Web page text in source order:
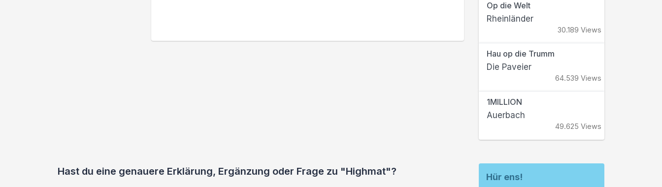
Op die Welt
Rheinländer
30.189 Views
Hau op die Trumm
Die Paveier
64.539 Views
1MILLION
Auerbach
49.625 Views
Hast du eine genauere Erklärung, Ergänzung oder Frage zu "Highmat"? Hür ens!